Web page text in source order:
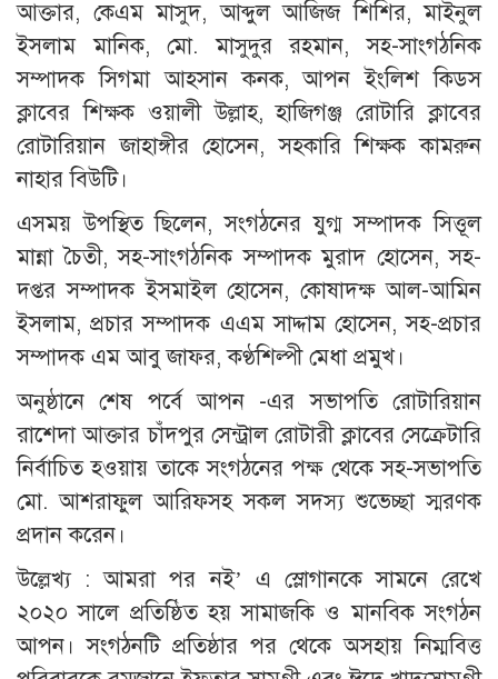
আক্তার, কেএম মাসুদ, আব্দুল আজিজ শিশির, মাইনুল
ইসলাম মানিক, মো. মাসুদুর রহমান, সহ-সাংগঠনিক
সম্পাদক সিগমা আহসান কনক, আপন ইংলিশ কিডস
ক্লাবের শিক্ষক ওয়ালী উল্লাহ, হাজিগঞ্জ রোটারি ক্লাবের
রোটারিয়ান জাহাঙ্গীর হোসেন, সহকারি শিক্ষক কামরুন
নাহার বিউটি।
এসময় উপস্থিত ছিলেন, সংগঠনের যুগ্ম সম্পাদক সিত্তূল
মান্না চৈতী, সহ-সাংগঠনিক সম্পাদক মুরাদ হোসেন, সহ-
দপ্তর সম্পাদক ইসমাইল হোসেন, কোষাদক্ষ আল-আমিন
ইসলাম, প্রচার সম্পাদক এএম সাদ্দাম হোসেন, সহ-প্রচার
সম্পাদক এম আবু জাফর, কণ্ঠশিল্পী মেধা প্রমুখ।
অনুষ্ঠানে শেষ পর্বে আপন -এর সভাপতি রোটারিয়ান
রাশেদা আক্তার চাঁদপুর সেন্ট্রাল রোটারী ক্লাবের সেক্রেটারি
নির্বাচিত হওয়ায় তাকে সংগঠনের পক্ষ থেকে সহ-সভাপতি
মো. আশরাফুল আরিফসহ সকল সদস্য শুভেচ্ছা স্মরণক
প্রদান করেন।
উল্লেখ্য : আমরা পর নই’ এ স্লোগানকে সামনে রেখে
২০২০ সালে প্রতিষ্ঠিত হয় সামাজকি ও মানবিক সংগঠন
আপন। সংগঠনটি প্রতিষ্ঠার পর থেকে অসহায় নিম্মবিত্ত